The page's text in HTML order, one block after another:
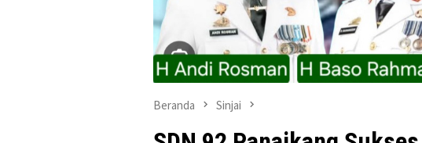
Beranda Sinjai